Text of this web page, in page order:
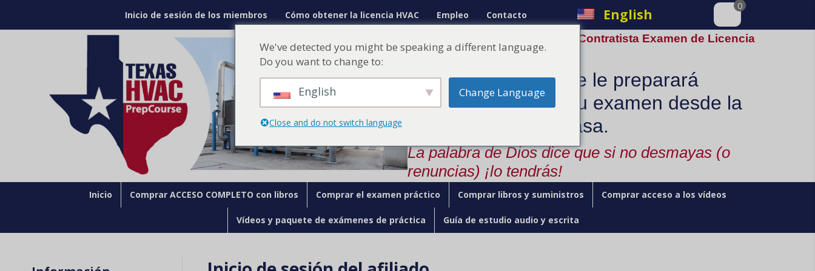
Inicio de sesión de los miembros Cómo obtener la licencia HVAC Empleo Contacto English
0
¡Ahora vamos a pasar su A / C Contratista Examen de Licencia
del Estado!
Nuestro curso online le preparará
rápidamente para su examen desde la
comodidad de su casa.
La palabra de Dios dice que si no desmayas (o
renuncias) ¡lo tendrás!
Inicio Comprar ACCESO COMPLETO con libros Comprar el examen práctico Comprar libros y suministros Comprar acceso a los vídeos
Vídeos y paquete de exámenes de práctica Guía de estudio audio y escrita
We've detected you might be speaking a different language.
Do you want to change to:
English Change Language
Close and do not switch language